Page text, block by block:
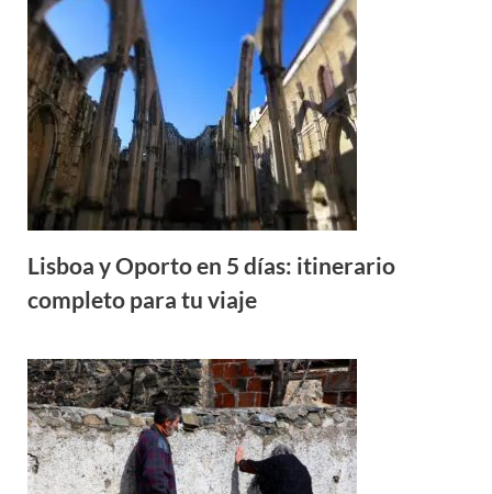
Lisboa y Oporto en 5 días: itinerario
completo para tu viaje